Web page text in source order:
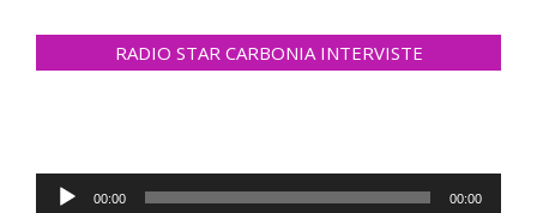
RADIO STAR CARBONIA INTERVISTE
Audio
00:00 00:00